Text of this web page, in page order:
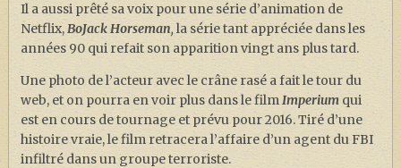
Il a aussi prêté sa voix pour une série d’animation de
Netflix, BoJack Horseman, la série tant appréciée dans les
années 90 qui refait son apparition vingt ans plus tard.
Une photo de l’acteur avec le crâne rasé a fait le tour du
web, et on pourra en voir plus dans le film Imperium qui
est en cours de tournage et prévu pour 2016. Tiré d’une
histoire vraie, le film retracera l’affaire d’un agent du FBI
infiltré dans un groupe terroriste.